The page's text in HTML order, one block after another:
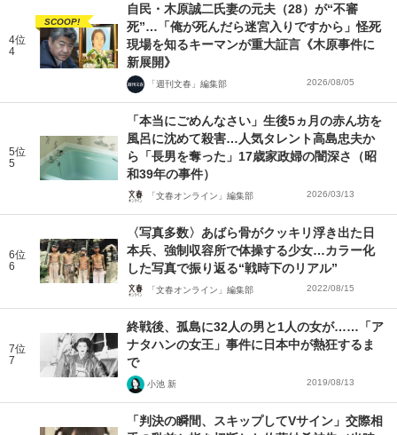
4位
4
SCOOP!
自民・木原誠二氏妻の元夫（28）が“不審
死”…「俺が死んだら迷宮入りですから」怪死
現場を知るキーマンが重大証言《木原事件に
新展開》
「週刊文春」編集部 2026/08/05
5位
5
「本当にごめんなさい」生後5ヵ月の赤ん坊を
風呂に沈めて殺害…人気タレント高島忠夫か
ら「長男を奪った」17歳家政婦の闇深さ（昭
和39年の事件）
「文春オンライン」編集部 2026/03/13
6位
6
〈写真多数〉あばら骨がクッキリ浮き出た日
本兵、強制収容所で体操する少女…カラー化
した写真で振り返る“戦時下のリアル”
「文春オンライン」編集部 2022/08/15
7位
7
終戦後、孤島に32人の男と1人の女が……「ア
ナタハンの女王」事件に日本中が熱狂するま
で
小池 新 2019/08/13
「判決の瞬間、スキップしてVサイン」交際相